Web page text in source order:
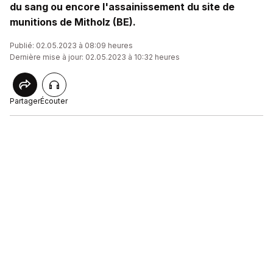
du sang ou encore l'assainissement du site de
munitions de Mitholz (BE).
Publié: 02.05.2023 à 08:09 heures
Dernière mise à jour: 02.05.2023 à 10:32 heures
PartagerÉcouter